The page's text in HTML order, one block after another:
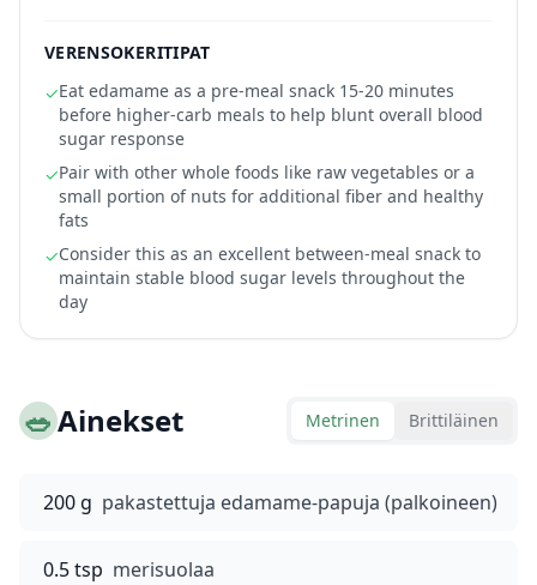
VERENSOKERITIPAT
✓Eat edamame as a pre-meal snack 15-20 minutes
before higher-carb meals to help blunt overall blood
sugar response
✓Pair with other whole foods like raw vegetables or a
small portion of nuts for additional fiber and healthy
fats
✓Consider this as an excellent between-meal snack to
maintain stable blood sugar levels throughout the
day
🥗Ainekset Metrinen Brittiläinen
200 g pakastettuja edamame-papuja (palkoineen)
0.5 tsp merisuolaa